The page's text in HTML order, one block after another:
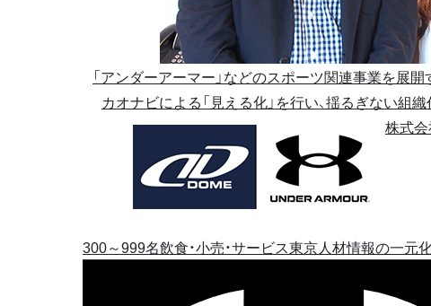
「アンダーアーマー」などのスポーツ関連事業を展開
カオナビによる「見える化」を行い、揺るぎない組
株式
300～999名飲食・小売・サービス東京人材情報の一元